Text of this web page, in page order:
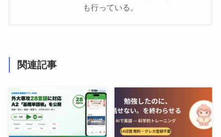
も行っている。
関連記事